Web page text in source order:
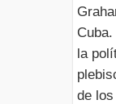
la
de